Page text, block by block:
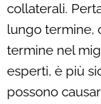
collaterali.
lungo termine,
termine nel
esperti, è più
possono